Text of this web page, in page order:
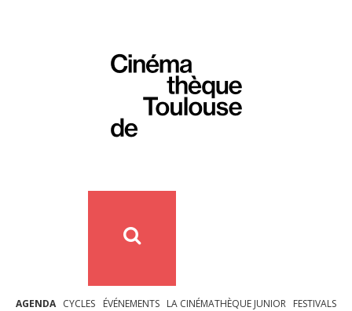
AGENDA CYCLES ÉVÉNEMENTS LA CINÉMATHÈQUE JUNIOR FESTIVALS